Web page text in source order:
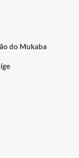
do Mukaba